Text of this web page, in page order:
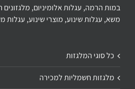
במות הרמה, עגלות אלומיניום, מלגזונים
משא, עגלות שינוע, מוצרי שינוע, עגלות
כל סוגי המלגזות
מלגזות חשמליות למכירה